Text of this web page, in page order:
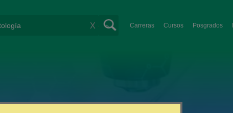
Carreras Cursos Posgrados
X